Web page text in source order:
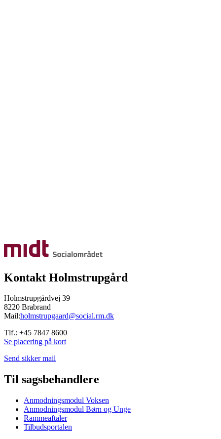
Kontakt Holmstrupgård
Holmstrupgårdvej 39
8220 Brabrand
Mail:holmstrupgaard@social.rm.dk
Tlf.: +45 7847 8600
Se placering på kort
Send sikker mail
Til sagsbehandlere
Anmodningsmodul Voksen
Anmodningsmodul Børn og Unge
Rammeaftaler
Tilbudsportalen